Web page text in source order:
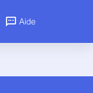
Aide